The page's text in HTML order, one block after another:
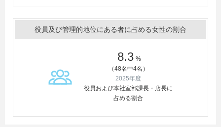
役員及び管理的地位にある者に占める女性の割合
8.3 %
（48名中4名）
2025年度
役員および本社室部課長・店長に
占める割合